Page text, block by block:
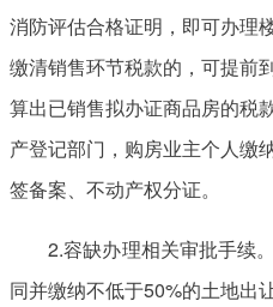
消防评估合格证明，即可办理
缴清销售环节税款的，可提前
算出已销售拟办证商品房的税
产登记部门，购房业主个人缴
签备案、不动产权分证。
2.容缺办理相关审批手续
同并缴纳不低于50%的土地出